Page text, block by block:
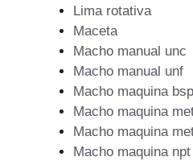
Lima rotativa
Maceta
Macho manual unc
Macho manual unf
Macho maquina
Macho maquina
Macho maquina
Macho maquina